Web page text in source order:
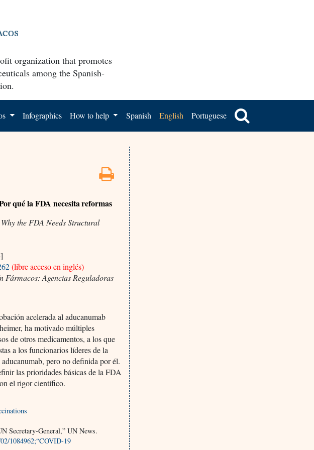
organization that promotes
among the Spanish-
Infographics How to help Spanish English Portuguese
qué la FDA necesita reformas
the FDA Needs Structural
(libre acceso en inglés)
Fármacos: Agencias Reguladoras
acelerada al aducanumab
ha motivado múltiples
de otros medicamentos, a los que
a los funcionarios líderes de la
pero no definida por él.
las prioridades básicas de la FDA
el rigor científico.
Secretary-General,” UN News.
1084962;“COVID-19